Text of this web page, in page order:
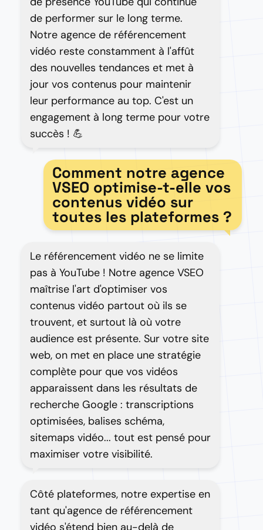
de performer sur le long terme.
Notre agence de référencement
vidéo reste constamment à l'affût
des nouvelles tendances et met à
jour vos contenus pour maintenir
leur performance au top. C'est un
engagement à long terme pour votre
succès ! 💪
Comment notre agence
VSEO optimise-t-elle vos
contenus vidéo sur
toutes les plateformes ?
Le référencement vidéo ne se limite
pas à YouTube ! Notre agence VSEO
maîtrise l'art d'optimiser vos
contenus vidéo partout où ils se
trouvent, et surtout là où votre
audience est présente. Sur votre site
web, on met en place une stratégie
complète pour que vos vidéos
apparaissent dans les résultats de
recherche Google : transcriptions
optimisées, balises schéma,
sitemaps vidéo... tout est pensé pour
maximiser votre visibilité.
Côté plateformes, notre expertise en
tant qu'agence de référencement
vidéo s'étend bien au-delà de